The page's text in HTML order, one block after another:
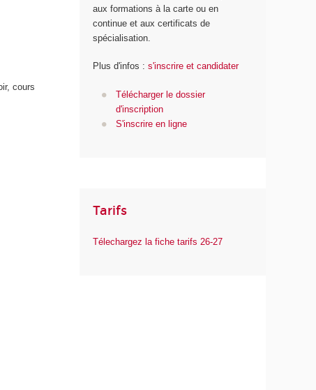
cours
aux formations à la carte ou en
continue et aux certificats de
spécialisation.
Plus d'infos :s'inscrire et candidater
Télécharger le dossier
d'inscription
S'inscrire en ligne
Tarifs
Télechargez la fiche tarifs 26-27